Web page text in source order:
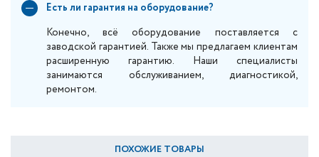
Есть ли гарантия на оборудование?
Конечно, всё оборудование поставляется с
заводской гарантией. Также мы предлагаем клиентам
расширенную гарантию. Наши специалисты
занимаются обслуживанием, диагностикой,
ремонтом.
ПОХОЖИЕ ТОВАРЫ